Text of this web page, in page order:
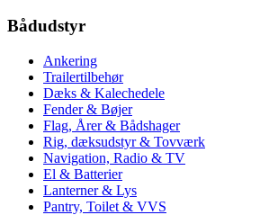
Bådudstyr
Ankering
Trailertilbehør
Dæks & Kalechedele
Fender & Bøjer
Flag, Årer & Bådshager
Rig, dæksudstyr & Tovværk
Navigation, Radio & TV
El & Batterier
Lanterner & Lys
Pantry, Toilet & VVS